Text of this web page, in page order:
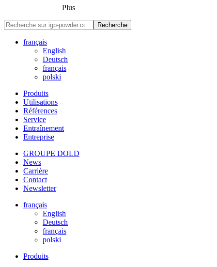
Plus
Recherche
français
English
Deutsch
français
polski
Produits
Utilisations
Références
Service
Entraînement
Entreprise
GROUPE DOLD
News
Carrière
Contact
Newsletter
français
English
Deutsch
français
polski
Produits